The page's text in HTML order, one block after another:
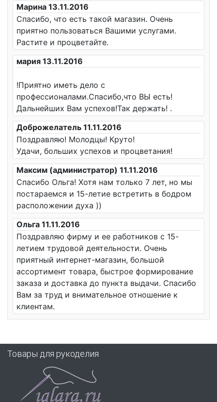
Марина 13.11.2016
Спасибо, что есть такой магазин. Очень
приятно пользоваться Вашими услугами.
Растите и процветайте.
мария 13.11.2016
!Приятно иметь дело с
профессионалами.Спасибо,что ВЫ есть!
Дальнейших Вам успехов!Так держать! .
Доброжелатель 11.11.2016
Поздравляю! Молодцы! Круто!
Удачи, больших успехов и процветания!
Максим (администратор) 11.11.2016
Спасибо Ольга! Хотя нам только 7 лет, но мы
постараемся и 15-летие встретить в бодром
расположении духа ))
Ольга 11.11.2016
Поздравляю фирму и ее работников с 15-
летием трудовой деятельности. Очень
приятный интернет-магазин, большой
ассортимент товара, быстрое формирование
заказа и доставка до пункта выдачи. Спасибо
Вам за труд и внимательное отношение к
клиентам.
Товары для рукоделия